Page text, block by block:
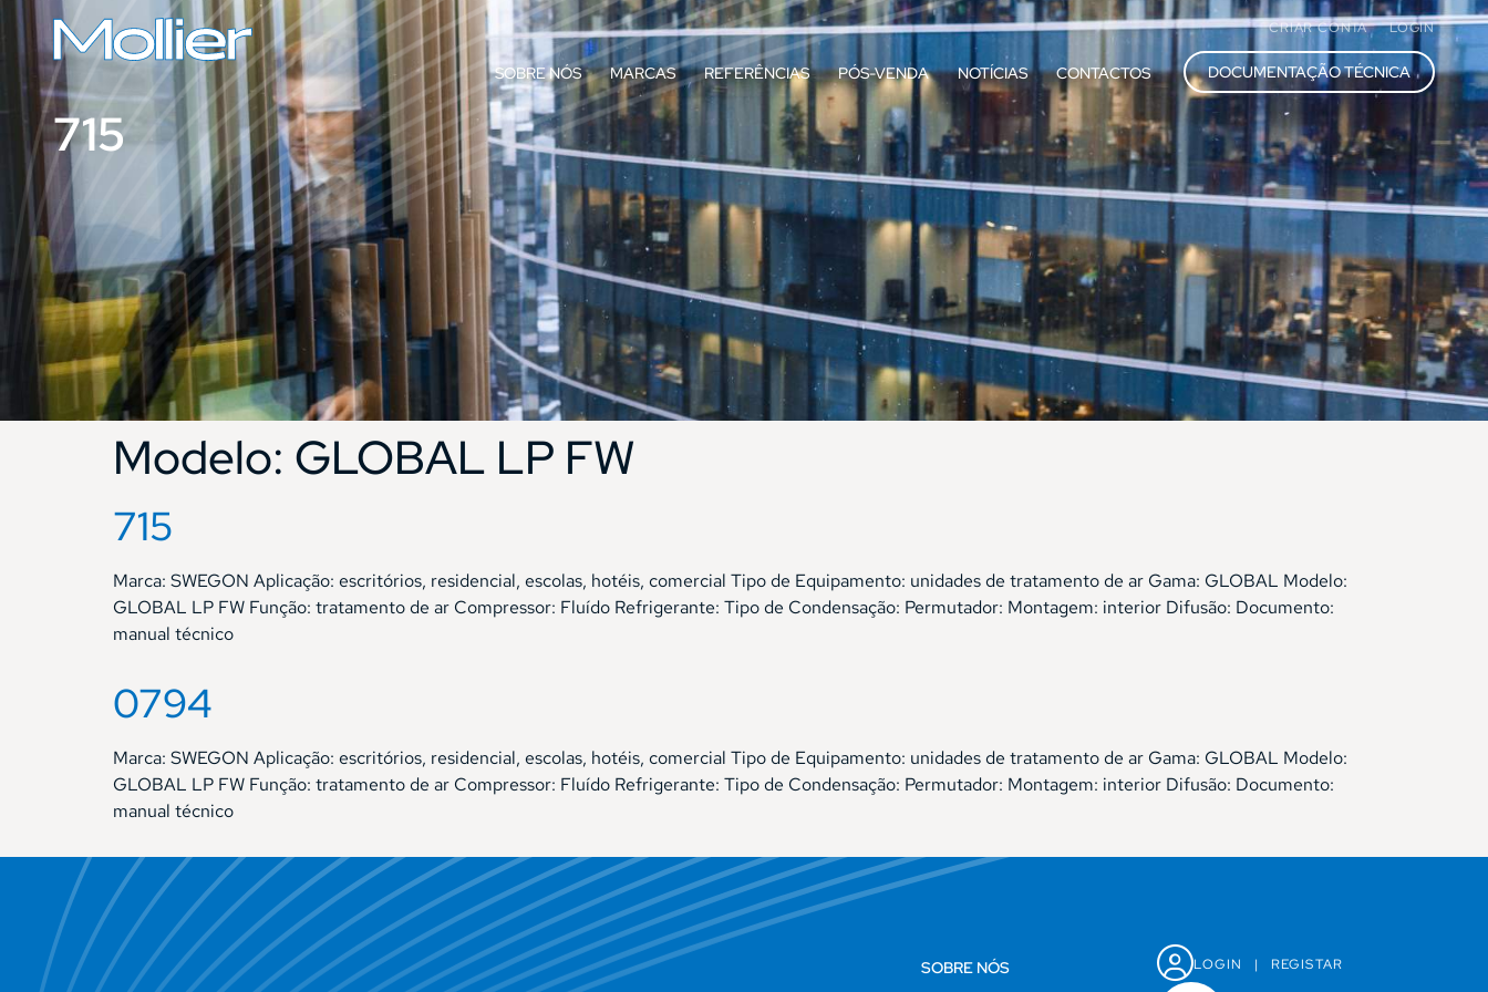
CRIAR CONTA LOGIN
SOBRE NÓS MARCAS REFERÊNCIAS PÓS-VENDA NOTÍCIAS CONTACTOS DOCUMENTAÇÃO TÉCNICA
715
Modelo: GLOBAL LP FW
715
Marca: SWEGON Aplicação: escritórios, residencial, escolas, hotéis, comercial Tipo de Equipamento: unidades de tratamento de ar Gama: GLOBAL Modelo:
GLOBAL LP FW Função: tratamento de ar Compressor: Fluído Refrigerante: Tipo de Condensação: Permutador: Montagem: interior Difusão: Documento:
manual técnico
0794
Marca: SWEGON Aplicação: escritórios, residencial, escolas, hotéis, comercial Tipo de Equipamento: unidades de tratamento de ar Gama: GLOBAL Modelo:
GLOBAL LP FW Função: tratamento de ar Compressor: Fluído Refrigerante: Tipo de Condensação: Permutador: Montagem: interior Difusão: Documento:
manual técnico
SOBRE NÓS LOGIN | REGISTAR